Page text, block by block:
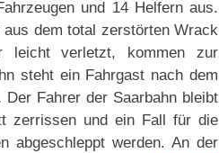
und 14 Helfern aus.
dem total zerstörten Wrack
verletzt, kommen zur
steht ein Fahrgast nach dem
Fahrer der Saarbahn bleibt
zerrissen und ein Fall für die
abgeschleppt werden. An der